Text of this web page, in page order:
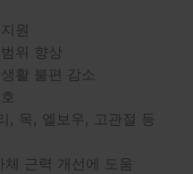
원
위 향상
활 불편 감소
, 목, 엘보우, 고관절 등
근력 개선에 도움